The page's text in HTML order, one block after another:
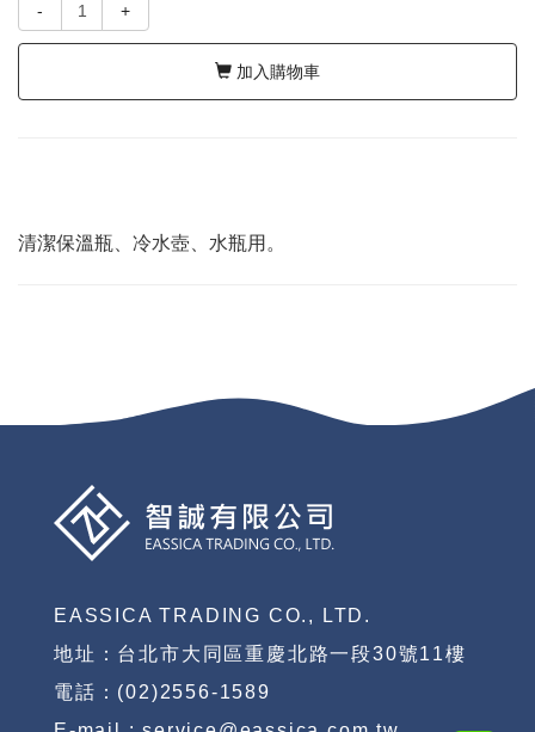
- +
加入購物車
清潔保溫瓶、冷水壺、水瓶用。
EASSICA TRADING CO., LTD.
地址：台北市大同區重慶北路一段30號11樓
電話：(02)2556-1589